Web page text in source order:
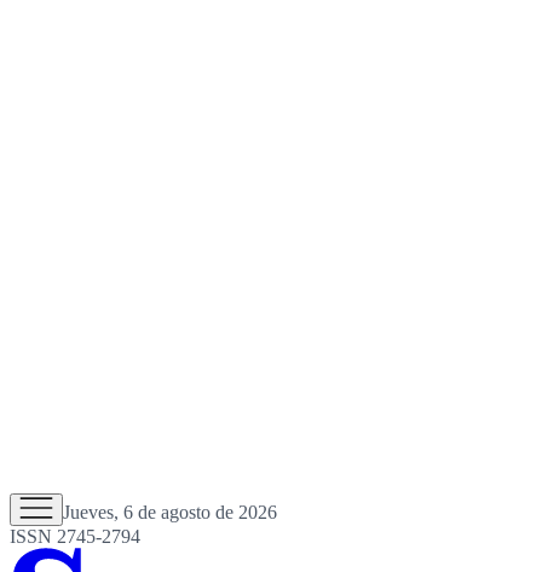
Jueves, 6 de agosto de 2026
ISSN 2745-2794